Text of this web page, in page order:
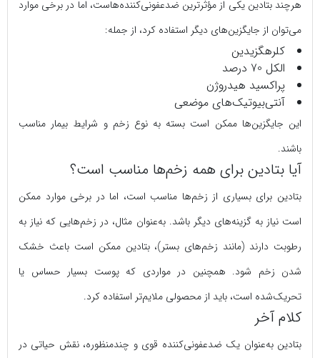
هرچند بتادین یکی از مؤثرترین ضدعفونی‌کننده‌هاست، اما در برخی موارد
می‌توان از جایگزین‌های دیگر استفاده کرد، از جمله:
کلرهگزیدین
الکل 70 درصد
پراکسید هیدروژن
آنتی‌بیوتیک‌های موضعی
این جایگزین‌ها ممکن است بسته به نوع زخم و شرایط بیمار مناسب
باشند.
آیا بتادین برای همه زخم‌ها مناسب است؟
بتادین برای بسیاری از زخم‌ها مناسب است، اما در برخی موارد ممکن
است نیاز به گزینه‌های دیگر باشد. به‌عنوان مثال، در زخم‌هایی که نیاز به
رطوبت دارند (مانند زخم‌های بستر)، بتادین ممکن است باعث خشک
شدن زخم شود. همچنین در مواردی که پوست بسیار حساس یا
تحریک‌شده است، باید از محصولی ملایم‌تر استفاده کرد.
کلام آخر
بتادین به‌عنوان یک ضدعفونی‌کننده قوی و چندمنظوره، نقش حیاتی در